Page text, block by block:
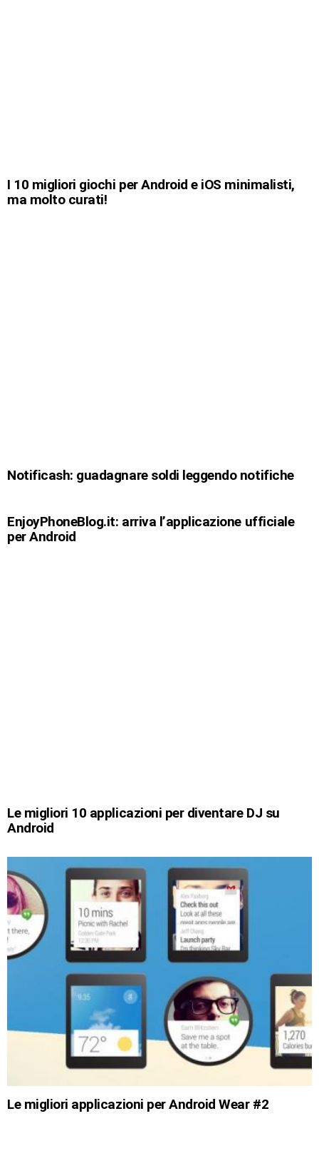
I 10 migliori giochi per Android e iOS minimalisti,
ma molto curati!
Notificash: guadagnare soldi leggendo notifiche
EnjoyPhoneBlog.it: arriva l’applicazione ufficiale
per Android
Le migliori 10 applicazioni per diventare DJ su
Android
Le migliori applicazioni per Android Wear #2